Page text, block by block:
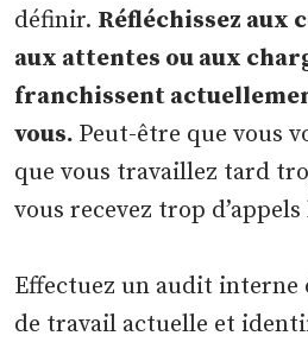
définir. Réfléchissez aux
aux attentes ou aux
franchissent
vous. Peut-être que vous
que vous travaillez tard
vous recevez trop
Effectuez un audit
de travail actuelle et